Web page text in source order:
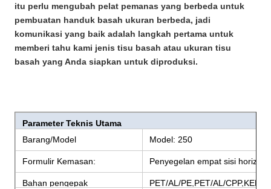
itu perlu mengubah pelat pemanas yang berbeda untuk
pembuatan handuk basah ukuran berbeda, jadi
komunikasi yang baik adalah langkah pertama untuk
memberi tahu kami jenis tisu basah atau ukuran tisu
basah yang Anda siapkan untuk diproduksi.
Parameter Teknis Utama
Barang/Model
Model: 250
Formulir Kemasan: Penyegelan empat sisi
Bahan pengepak PET/AL/PE,PET/AL/